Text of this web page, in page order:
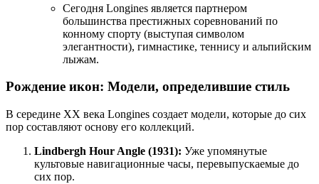
Сегодня Longines является партнером
большинства престижных соревнований по
конному спорту (выступая символом
элегантности), гимнастике, теннису и альпийским
лыжам.
Рождение икон: Модели, определившие стиль
В середине XX века Longines создает модели, которые до сих
пор составляют основу его коллекций.
Lindbergh Hour Angle (1931): Уже упомянутые
культовые навигационные часы, перевыпускаемые до
сих пор.